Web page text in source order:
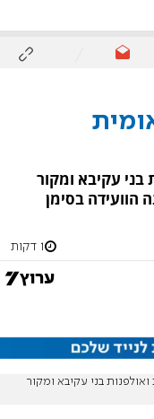
בני עקיבא ומקור
הוועידה בסימן
1 דקות
ה-6 - מרכז ישיבות ואולפנות בני עקיבא ומקור